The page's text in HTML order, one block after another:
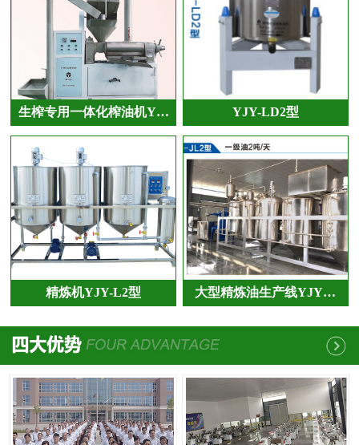
生榨专用一体化榨油机Y… YJY-LD2型
精炼机YJY-L2型 大型精炼油生产线YJY…